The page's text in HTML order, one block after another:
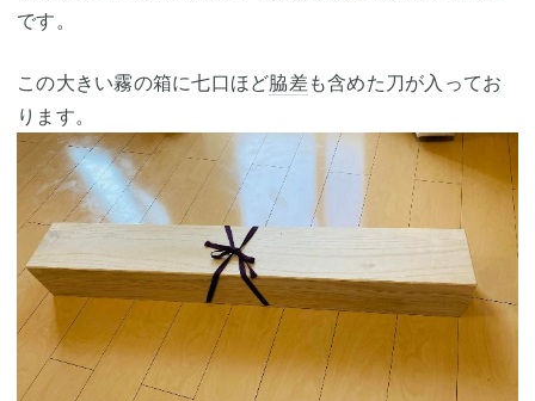
です。
この大きい霧の箱に七口ほど脇差も含めた刀が入ってお
ります。